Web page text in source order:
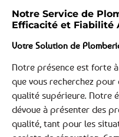
Notre Service de
Efficacité et Fiabilité
Votre Solution de
Notre présence est forte
que vous recherchez
qualité supérieure. Notre
dévoue à présenter des
qualité, tant pour les